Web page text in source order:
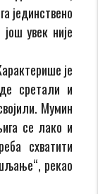
јединствено
увек није
је
сретали и
Мумин
се лако и
схватити
рекао